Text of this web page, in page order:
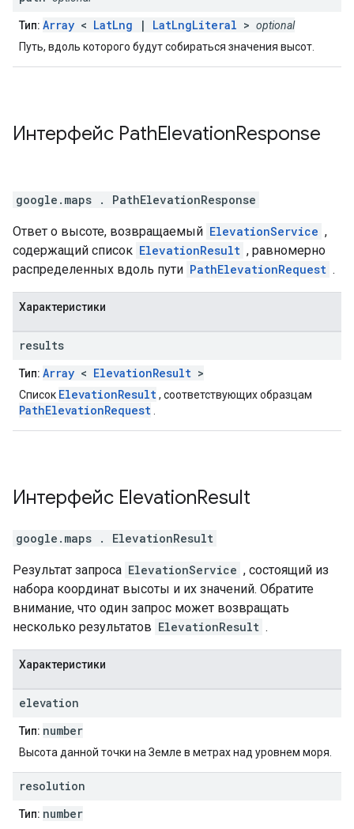
Тип: Array < LatLng | LatLngLiteral > optional
Путь, вдоль которого будут собираться значения высот.
Интерфейс PathElevationResponse
google.maps . PathElevationResponse
Ответ о высоте, возвращаемый ElevationService ,
содержащий список ElevationResult , равномерно
распределенных вдоль пути PathElevationRequest .
Характеристики
results
Тип: Array < ElevationResult >
Список ElevationResult, соответствующих образцам
PathElevationRequest
Интерфейс ElevationResult
google.maps . ElevationResult
Результат запроса ElevationService , состоящий из
набора координат высоты и их значений. Обратите
внимание, что один запрос может возвращать
несколько результатов ElevationResult .
Характеристики
elevation
Тип: number
Высота данной точки на Земле в метрах над уровнем моря.
resolution
Тип: number